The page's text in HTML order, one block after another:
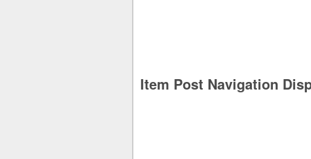
Item Post Navigation